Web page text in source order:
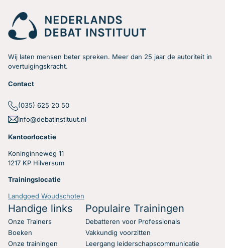
Wij laten mensen beter spreken. Meer dan 25 jaar de autoriteit in
overtuigingskracht.
Contact
(035) 625 20 50
Info@debatinstituut.nl
Kantoorlocatie
Koninginneweg 11
1217 KP Hilversum
Trainingslocatie
Landgoed Woudschoten
Handige links
Onze Trainers
Boeken
Onze trainingen
Populaire Trainingen
Debatteren voor Professionals
Vakkundig voorzitten
Leergang leiderschapscommunicatie